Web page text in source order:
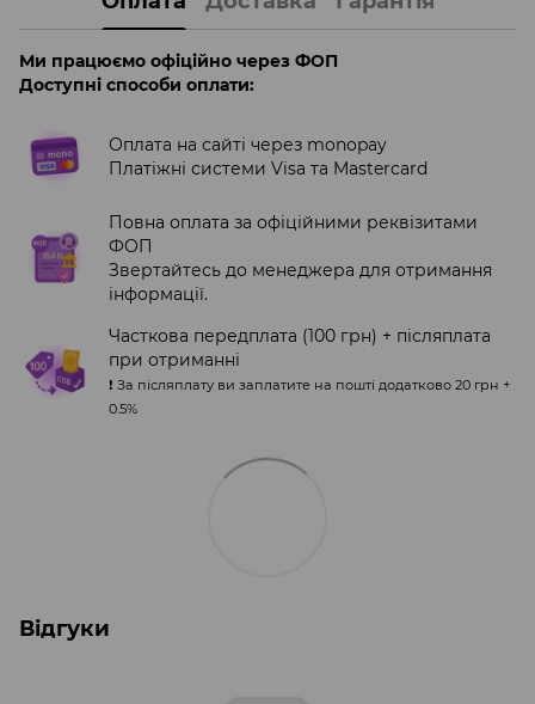
Ми працюємо офіційно через ФОП
Доступні способи оплати:
Оплата на сайті через monopay
Платіжні системи Visa та Mastercard
Повна оплата за офіційними реквізитами
ФОП
Звертайтесь до менеджера для отримання
інформації.
Часткова передплата (100 грн) + післяплата
при отриманні
❗️ За післяплату ви заплатите на пошті додатково 20 грн +
0.5%
Відгуки